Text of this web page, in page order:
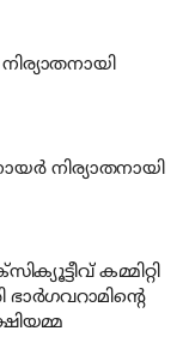
നിര്യാതനായി
കമ്മിറ്റി